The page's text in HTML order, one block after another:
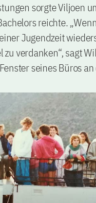
sorgte Viljoen
reichte.
Jugendzeit
zu verdanken“, sagt
seines Büros